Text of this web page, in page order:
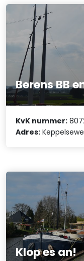
Berens BB
KvK nummer:
Adres:
Klop es an!